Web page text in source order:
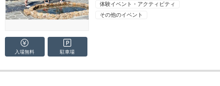
体験イベント・アクティビティ
その他のイベント
入場無料 駐車場